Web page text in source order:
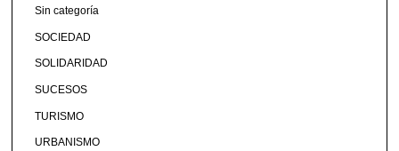
Sin categoría
SOCIEDAD
SOLIDARIDAD
SUCESOS
TURISMO
URBANISMO